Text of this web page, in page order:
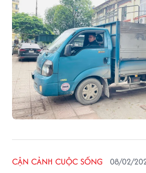
CẬN CẢNH CUỘC SỐNG 08/02/